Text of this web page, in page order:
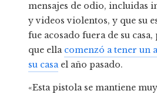
mensajes de odio, incluidas
y videos violentos, y que su
fue acosado fuera de su
que ella comenzó a tener un
su casael año pasado.
«Esta pistola se mantiene